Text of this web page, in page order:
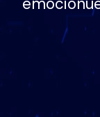
nëna
nuk i